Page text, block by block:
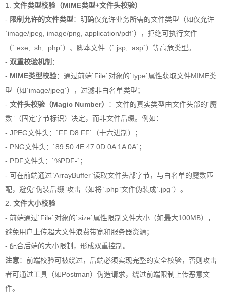
1. 文件类型校验（MIME类型+文件头校验）
- 限制允许的文件类型：明确仅允许业务所需的文件类型（如仅允许
`image/jpeg, image/png, application/pdf`），拒绝可执行文件
（`.exe, .sh, .php`）、脚本文件（`.jsp, .asp`）等高危类型。
- 双重校验机制 ：
- MIME类型校验：通过前端`File`对象的`type`属性获取文件MIME类
型（如`image/jpeg`），过滤非白名单类型；
- 文件头校验（Magic Number）
：文件的真实类型由文件头部的“魔
数”（固定字节标识）决定，而非文件后缀。例如：
- JPEG文件头：`FF D8 FF`（十六进制）；
- PNG文件头：`89 50 4E 47 0D 0A 1A 0A`；
- PDF文件头：`%PDF-`；
- 可在前端通过`ArrayBuffer`读取文件头部字节，与白名单的魔数匹
配，避免“伪装后缀”攻击（如将`.php`文件伪装成`.jpg`）。
2. 文件大小校验
- 前端通过`File`对象的`size`属性限制文件大小（如最大100MB），
避免用户上传超大文件浪费带宽和服务器资源；
- 配合后端的大小限制，形成双重控制。
注意：前端校验可被绕过，后端必须实现完整的安全校验，否则攻击
者可通过工具（如Postman）伪造请求，绕过前端限制上传恶意文
件。